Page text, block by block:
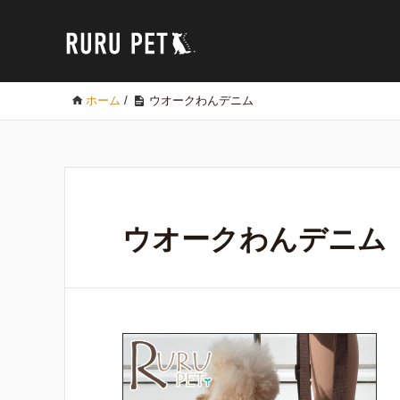
ホーム / ウオークわんデニム
ウオークわんデニム